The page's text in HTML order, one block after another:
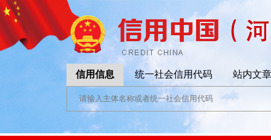
信用信息 统一社会信用代码 站内文章